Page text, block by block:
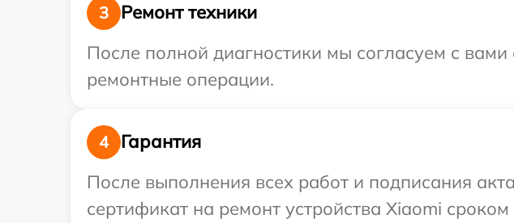
3
Ремонт техники
После полной диагностики мы согласуем с
ремонтные операции.
4
Гарантия
После выполнения всех работ и подписания
сертификат на ремонт устройства Xiaomi сроком